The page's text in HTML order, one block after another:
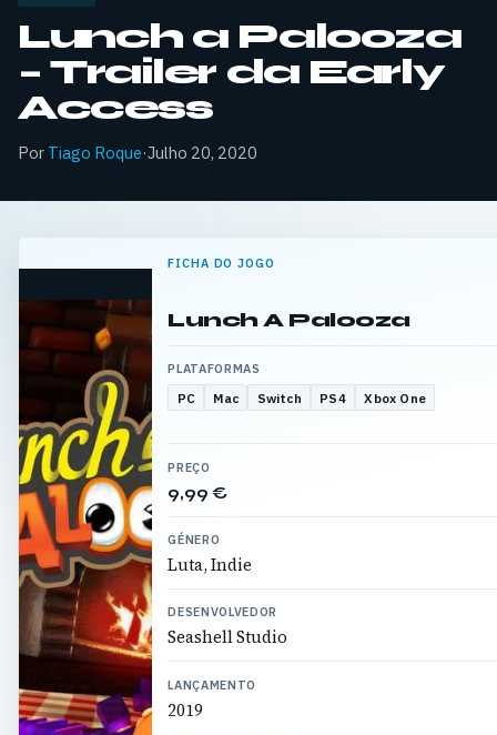
Lunch a Palooza
– Trailer da Early
Access
Por Tiago Roque·Julho 20, 2020
FICHA DO JOGO
Lunch A Palooza
PLATAFORMAS
PC Mac Switch PS4 Xbox One
PREÇO
9,99 €
GÉNERO
Luta, Indie
DESENVOLVEDOR
Seashell Studio
LANÇAMENTO
2019